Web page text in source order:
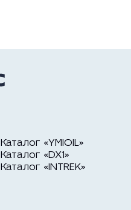
Каталог «YMIOIL»
Каталог «DX1»
Каталог «INTREK»